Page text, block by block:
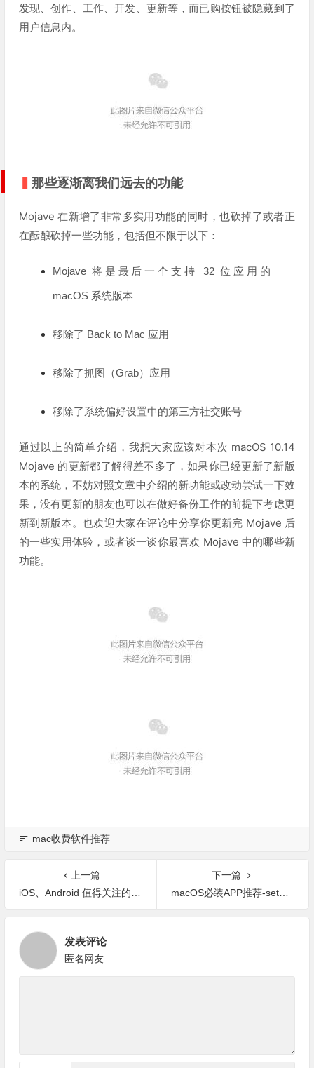
发现、创作、工作、开发、更新等，而已购按钮被隐藏到了
用户信息内。
那些逐渐离我们远去的功能
Mojave 在新增了非常多实用功能的同时，也砍掉了或者正
在酝酿砍掉一些功能，包括但不限于以下：
Mojave 将是最后一个支持 32 位应用的
macOS 系统版本
移除了 Back to Mac 应用
移除了抓图（Grab）应用
移除了系统偏好设置中的第三方社交账号
通过以上的简单介绍，我想大家应该对本次 macOS 10.14
Mojave 的更新都了解得差不多了，如果你已经更新了新版
本的系统，不妨对照文章中介绍的新功能或改动尝试一下效
果，没有更新的朋友也可以在做好备份工作的前提下考虑更
新到新版本。也欢迎大家在评论中分享你更新完 Mojave 后
的一些实用体验，或者谈一谈你最喜欢 Mojave 中的哪些新
功能。
mac收费软件推荐
上一篇
iOS、Android 值得关注的 8 款新 App
下一篇
macOS必装APP推荐-setapp 海量正版软件 每月仅需8.99美元
发表评论
匿名网友